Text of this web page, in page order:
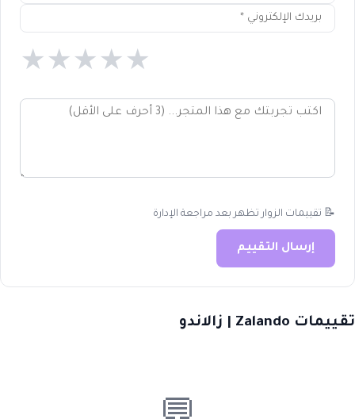
★ ★ ★ ★ ★
📝 تقييمات الزوار تظهر بعد مراجعة الإدارة
إرسال التقييم
تقييمات Zalando | زالاندو